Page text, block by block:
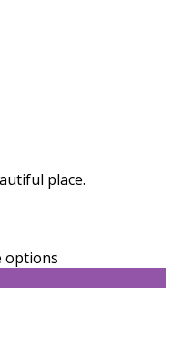
place.
options